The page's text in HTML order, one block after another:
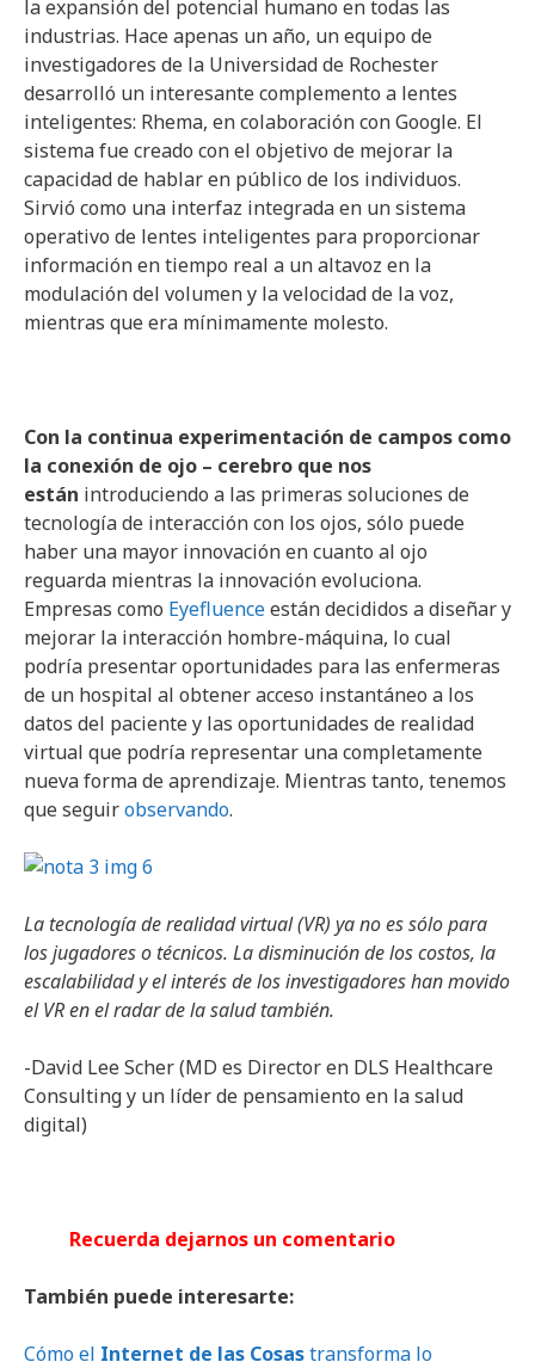
la expansión del potencial humano en todas las
industrias. Hace apenas un año, un equipo de
investigadores de la Universidad de Rochester
desarrolló un interesante complemento a lentes
inteligentes: Rhema, en colaboración con Google. El
sistema fue creado con el objetivo de mejorar la
capacidad de hablar en público de los individuos.
Sirvió como una interfaz integrada en un sistema
operativo de lentes inteligentes para proporcionar
información en tiempo real a un altavoz en la
modulación del volumen y la velocidad de la voz,
mientras que era mínimamente molesto.
Con la continua experimentación de campos como
la conexión de ojo – cerebro que nos
están introduciendo a las primeras soluciones de
tecnología de interacción con los ojos, sólo puede
haber una mayor innovación en cuanto al ojo
reguarda mientras la innovación evoluciona.
Empresas como Eyefluenceestán decididos a diseñar y
mejorar la interacción hombre-máquina, lo cual
podría presentar oportunidades para las enfermeras
de un hospital al obtener acceso instantáneo a los
datos del paciente y las oportunidades de realidad
virtual que podría representar una completamente
nueva forma de aprendizaje. Mientras tanto, tenemos
que seguirobservando.
La tecnología de realidad virtual (VR) ya no es sólo para
los jugadores o técnicos. La disminución de los costos, la
escalabilidad y el interés de los investigadores han movido
el VR en el radar de la salud también.
-David Lee Scher (MD es Director en DLS Healthcare
Consulting y un líder de pensamiento en la salud
digital)
Recuerda dejarnos un comentario
También puede interesarte:
Cómo el Internet de las Cosastransforma lo